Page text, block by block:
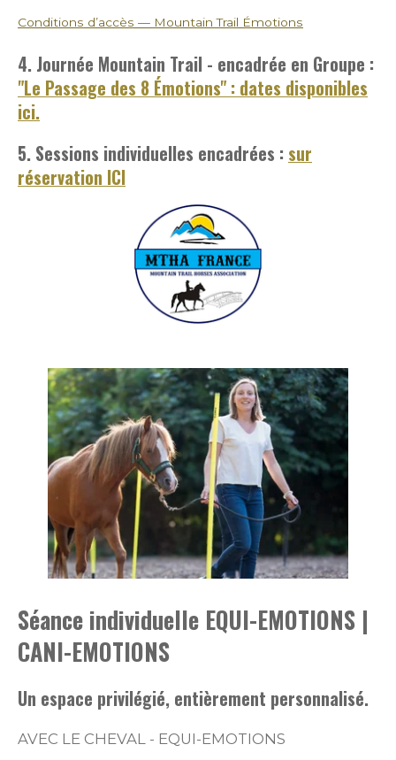
Conditions d’accès — Mountain Trail Émotions
4. Journée Mountain Trail - encadrée en Groupe :
"Le Passage des 8 Émotions" : dates disponibles
ici.
5. Sessions individuelles encadrées : sur
réservation ICI
Séance individuelle EQUI-EMOTIONS |
CANI-EMOTIONS
Un espace privilégié, entièrement personnalisé.
AVEC LE CHEVAL - EQUI-EMOTIONS